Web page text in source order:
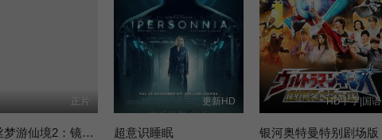
正片
爱丽丝梦游仙境2：镜中奇遇记
更新HD
超意识睡眠
HD中字|国语
银河奥特曼特别剧场版